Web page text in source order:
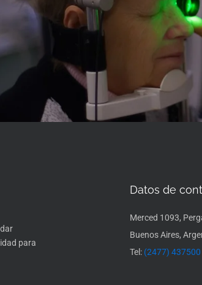
para
Datos de
Merced 1093,
Buenos Aires,
Tel: (2477) 437500